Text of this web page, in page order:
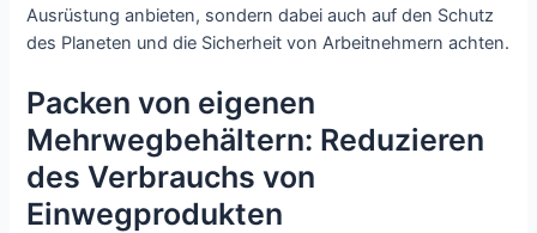
Ausrüstung anbieten, sondern dabei auch auf den Schutz
des Planeten und die Sicherheit von Arbeitnehmern achten.
Packen von eigenen
Mehrwegbehältern: Reduzieren
des Verbrauchs von
Einwegprodukten